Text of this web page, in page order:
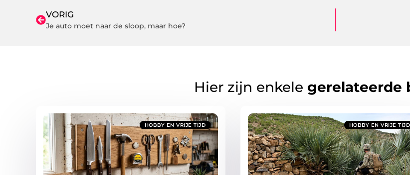
VORIG
Je auto moet naar de sloop, maar hoe?
Hier zijn enkele gerelateerde
HOBBY EN VRIJE TIJD HOBBY EN VRIJE TIJD